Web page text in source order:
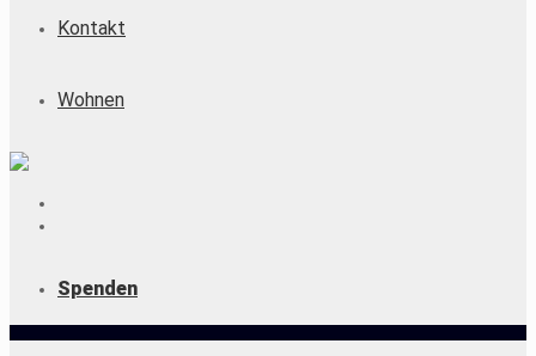
Kontakt
Wohnen
Spenden